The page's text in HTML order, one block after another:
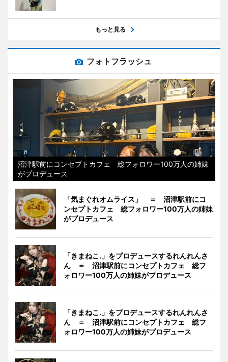
もっと見る
フォトフラッシュ
沼津駅前にコンセプトカフェ 総フォロワー100万人の姉妹
がプロデュース
「気まぐれオムライス」 ＝ 沼津駅前にコ
ンセプトカフェ 総フォロワー100万人の姉妹
がプロデュース
「きまねこ.」をプロデュースするれんれんさ
ん ＝ 沼津駅前にコンセプトカフェ 総フ
ォロワー100万人の姉妹がプロデュース
「きまねこ.」をプロデュースするれんれんさ
ん ＝ 沼津駅前にコンセプトカフェ 総フ
ォロワー100万人の姉妹がプロデュース